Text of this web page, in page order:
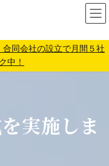
同会社の設立で月間５社
中！
実施しま